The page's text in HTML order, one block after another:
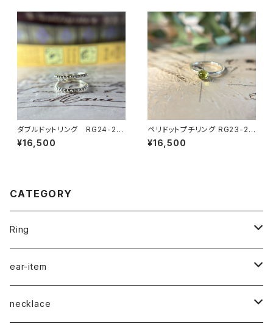
ダブルドットリング RG24-24
3
¥16,500
ペリドットプチリング RG23-22
5
¥16,500
CATEGORY
Ring
naturalstone-ring
plain-ring
ear-item
pierced earrings
necklace